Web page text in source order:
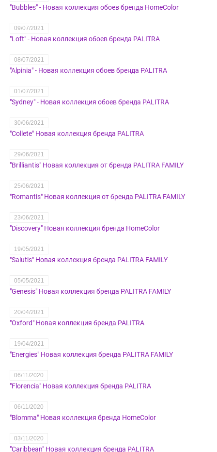
"Bubbles" - Новая коллекция обоев бренда HomeColor
09/07/2021
"Loft" - Новая коллекция обоев бренда PALITRA
08/07/2021
"Alpinia" - Новая коллекция обоев бренда PALITRA
01/07/2021
"Sydney" - Новая коллекция обоев бренда PALITRA
30/06/2021
"Collete" Новая коллекция бренда PALITRA
29/06/2021
"Brilliantis" Новая коллекция от бренда PALITRA FAMILY
25/06/2021
"Romantis" Новая коллекция от бренда PALITRA FAMILY
23/06/2021
"Discovery" Новая коллекция бренда HomeColor
19/05/2021
"Salutis" Новая коллекция бренда PALITRA FAMILY
05/05/2021
"Genesis" Новая коллекция бренда PALITRA FAMILY
20/04/2021
"Oxford" Новая коллекция бренда PALITRA
19/04/2021
"Energies" Новая коллекция бренда PALITRA FAMILY
06/11/2020
"Florencia" Новая коллекция бренда PALITRA
06/11/2020
"Blomma" Новая коллекция бренда HomeColor
03/11/2020
"Caribbean" Новая коллекция бренда PALITRA